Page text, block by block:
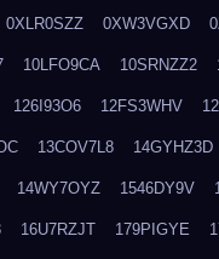
0XLR0SZZ 0XW3VGXD
10LFO9CA 10SRNZZ2
126I93O6 12FS3WHV
13COV7L8 14GYHZ3D
14WY7OYZ 1546DY9V
16U7RZJT 179PIGYE